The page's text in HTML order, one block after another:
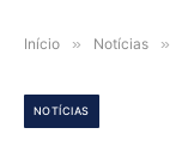
Início » Notícias »
NOTÍCIAS